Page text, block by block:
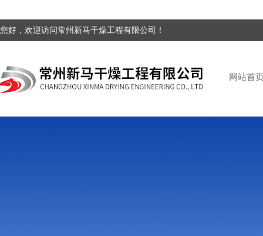
您好，欢迎访问常州新马干燥工程有限公司！
网站首